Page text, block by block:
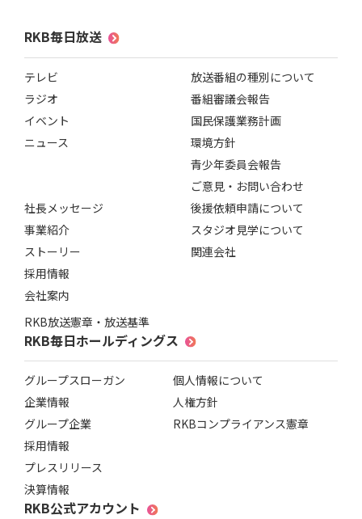
RKB毎日放送
テレビ
ラジオ
イベント
ニュース
社長メッセージ
事業紹介
ストーリー
採用情報
会社案内
RKB放送憲章・放送基準
放送番組の種別について
番組審議会報告
国民保護業務計画
環境方針
青少年委員会報告
ご意見・お問い合わせ
後援依頼申請について
スタジオ見学について
関連会社
RKB毎日ホールディングス
グループスローガン
企業情報
グループ企業
採用情報
プレスリリース
決算情報
個人情報について
人権方針
RKBコンプライアンス憲章
RKB公式アカウント